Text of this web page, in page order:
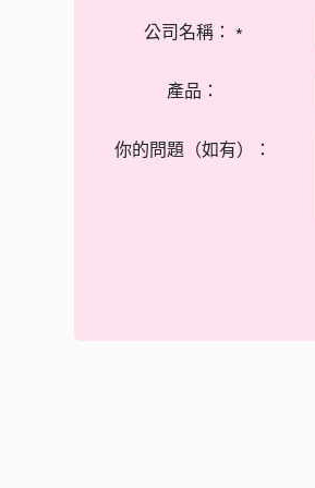
公司名稱： *
產品：
你的問題（如有）：